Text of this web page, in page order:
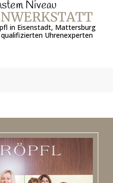
Niveau
in Eisenstadt, Mattersburg
Uhrenexperten